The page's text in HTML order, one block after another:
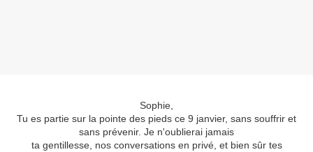
Sophie,
Tu es partie sur la pointe des pieds ce 9 janvier, sans souffrir et
sans prévenir. Je n'oublierai jamais
ta gentillesse, nos conversations en privé, et bien sûr tes